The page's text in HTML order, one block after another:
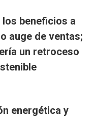
beneficios a
auge de ventas;
un retroceso
energética y